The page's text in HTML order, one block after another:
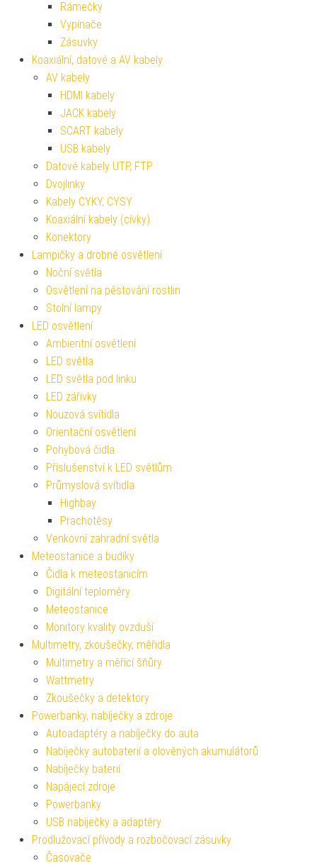
Rámečky
Vypínače
Zásuvky
Koaxiální, datové a AV kabely
AV kabely
HDMI kabely
JACK kabely
SCART kabely
USB kabely
Datové kabely UTP, FTP
Dvojlinky
Kabely CYKY, CYSY
Koaxiální kabely (cívky)
Konektory
Lampičky a drobné osvětlení
Noční světla
Osvětlení na pěstování rostlin
Stolní lampy
LED osvětlení
Ambientní osvětlení
LED světla
LED světla pod linku
LED zářivky
Nouzová svítidla
Orientační osvětlení
Pohybová čidla
Příslušenství k LED světlům
Průmyslová svítidla
Highbay
Prachotěsy
Venkovní zahradní světla
Meteostanice a budíky
Čidla k meteostanicím
Digitální teploměry
Meteostanice
Monitory kvality ovzduší
Multimetry, zkoušečky, měřidla
Multimetry a měřící šňůry
Wattmetry
Zkoušečky a detektory
Powerbanky, nabíječky a zdroje
Autoadaptéry a nabíječky do auta
Nabíječky autobaterií a olověných akumulátorů
Nabíječky baterií
Napájecí zdroje
Powerbanky
USB nabíječky a adaptéry
Prodlužovací přívody a rozbočovací zásuvky
Časovače